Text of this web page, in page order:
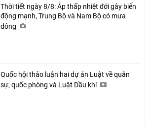
Thời tiết ngày 8/8: Áp thấp nhiệt đới gây biển
động mạnh, Trung Bộ và Nam Bộ có mưa
dông
Quốc hội thảo luận hai dự án Luật về quân
sự, quốc phòng và Luật Dầu khí